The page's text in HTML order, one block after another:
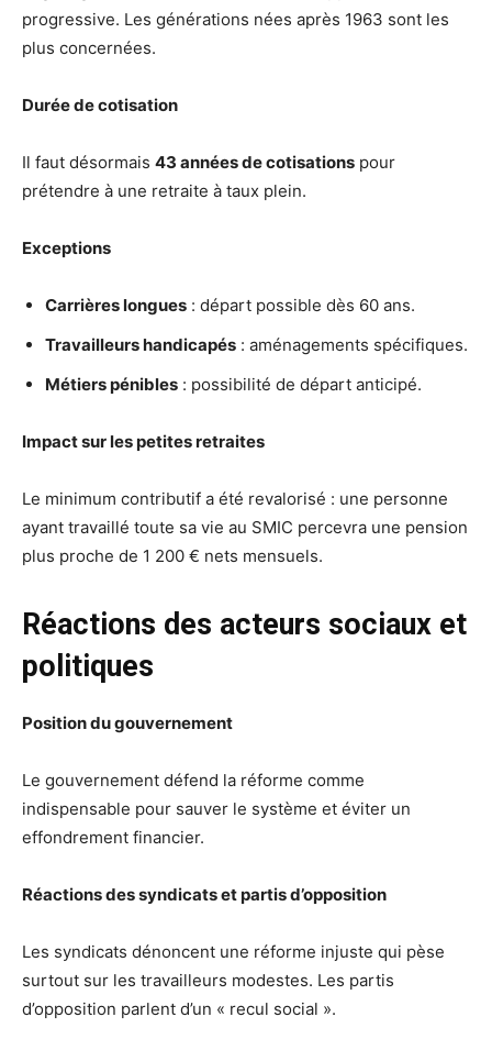
progressive. Les générations nées après 1963 sont les
plus concernées.
Durée de cotisation
Il faut désormais 43 années de cotisations pour
prétendre à une retraite à taux plein.
Exceptions
Carrières longues : départ possible dès 60 ans.
Travailleurs handicapés : aménagements spécifiques.
Métiers pénibles : possibilité de départ anticipé.
Impact sur les petites retraites
Le minimum contributif a été revalorisé : une personne
ayant travaillé toute sa vie au SMIC percevra une pension
plus proche de 1 200 € nets mensuels.
Réactions des acteurs sociaux et
politiques
Position du gouvernement
Le gouvernement défend la réforme comme
indispensable pour sauver le système et éviter un
effondrement financier.
Réactions des syndicats et partis d’opposition
Les syndicats dénoncent une réforme injuste qui pèse
surtout sur les travailleurs modestes. Les partis
d’opposition parlent d’un « recul social ».